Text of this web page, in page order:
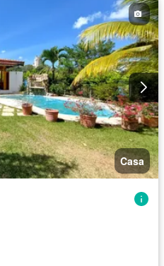
Casa